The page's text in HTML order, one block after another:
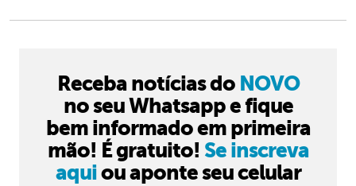
Receba notícias do NOVO
no seu Whatsapp e fique
bem informado em primeira
mão! É gratuito! Se inscreva
aquiou aponte seu celular